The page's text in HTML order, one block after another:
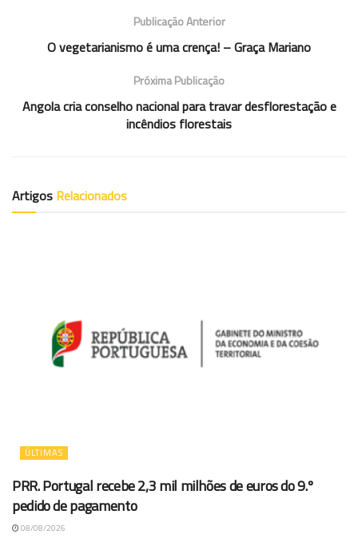
Publicação Anterior
O vegetarianismo é uma crença! – Graça Mariano
Próxima Publicação
Angola cria conselho nacional para travar desflorestação e
incêndios florestais
Artigos Relacionados
ÚLTIMAS
PRR. Portugal recebe 2,3 mil milhões de euros do 9.º
pedido de pagamento
08/08/2026